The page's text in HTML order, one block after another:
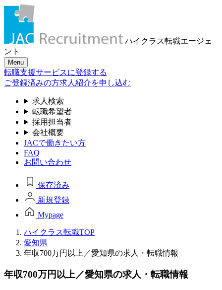
ハイクラス転職エージェ
ント
Menu
転職支援サービスに登録する
ご登録済みの方求人紹介を申し込む
求人検索
転職希望者
採用担当者
会社概要
JACで働きたい方
FAQ
お問い合わせ
保存済み
新規登録
Mypage
ハイクラス転職TOP
愛知県
年収700万円以上／愛知県の求人・転職情報
年収700万円以上／愛知県の求人・転職情報